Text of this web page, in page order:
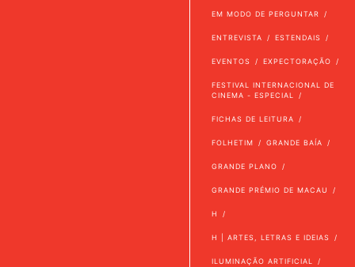
EM MODO DE PERGUNTAR
ENTREVISTA ESTENDAIS
EVENTOS EXPECTORAÇÃO
FESTIVAL INTERNACIONAL DE
CINEMA - ESPECIAL
FICHAS DE LEITURA
FOLHETIM GRANDE BAÍA
GRANDE PLANO
GRANDE PRÉMIO DE MACAU
H
H | ARTES, LETRAS E IDEIAS
ILUMINAÇÃO ARTIFICIAL